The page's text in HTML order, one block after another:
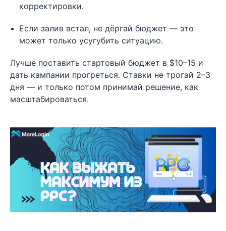
корректировки.
Если залив встал, не дёргай бюджет — это
может только усугубить ситуацию.
Лучше поставить стартовый бюджет в $10–15 и
дать кампании прогреться. Ставки не трогай 2–3
дня — и только потом принимай решение, как
масштабироваться.